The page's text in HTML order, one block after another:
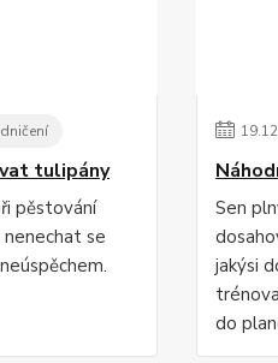
tulipány
pěstování
se
19.12
Sen
jakýsi
do